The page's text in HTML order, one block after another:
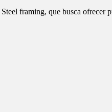
framing, que busca ofrecer